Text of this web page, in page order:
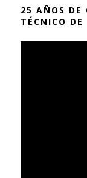
25 AÑOS DE
TÉCNICO